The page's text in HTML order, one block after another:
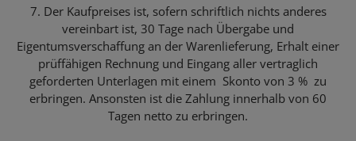
7. Der Kaufpreises ist, sofern schriftlich nichts anderes
vereinbart ist, 30 Tage nach Übergabe und
Eigentumsverschaffung an der Warenlieferung, Erhalt einer
prüffähigen Rechnung und Eingang aller vertraglich
geforderten Unterlagen mit einem Skonto von 3 % zu
erbringen. Ansonsten ist die Zahlung innerhalb von 60
Tagen netto zu erbringen.